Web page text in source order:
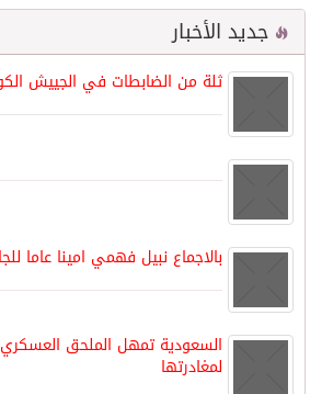
جديد الأخبار
ثلة من الضابطات في الجييش
بالاجماع نبيل فهمي امينا عاما
لمغادرتها